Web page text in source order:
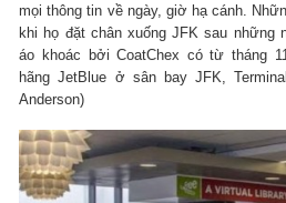
mọi thông tin về ngày, giờ hạ cánh.
khi họ đặt chân xuống JFK sau những
áo khoác bởi CoatChex có từ tháng
hãng JetBlue ở sân bay JFK,
Anderson)